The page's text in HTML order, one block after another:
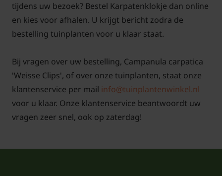
Het wit bloeiend karpatenklokje is een vaste plant
die ook in pot goed tot zijn recht kan komen.
Bijvoorbeeld op een terras of balkon. Gebruik in een
water goed weg kan. De Campanula carpatica
'Weisse Clips' zal met haar witte bloemen veel bijen
aantrekken. Door de bloemen van de Campanula
carpatica 'Weisse Clips' af te knippen na de bloei
worden er nieuwe scheuten gemaakt met nieuwe
tijdens uw bezoek? Bestel Karpatenklokje dan online
en kies voor afhalen. U krijgt bericht zodra de
bestelling tuinplanten voor u klaar staat.
Bij vragen over uw bestelling, Campanula carpatica
'Weisse Clips', of over onze tuinplanten, staat onze
klantenservice per mail info@tuinplantenwinkel.nl
voor u klaar. Onze klantenservice beantwoordt uw
vragen zeer snel, ook op zaterdag!